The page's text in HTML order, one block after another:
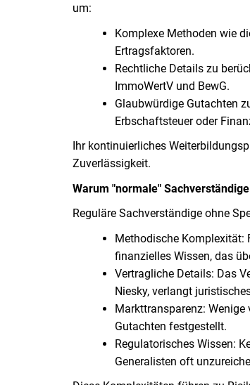
um:
Komplexe Methoden wie
Ertragsfaktoren.
Rechtliche Details zu
ImmoWertV und BewG.
Glaubwürdige Gutachten
Erbschaftsteuer oder
Ihr kontinuierliches
Zuverlässigkeit.
Warum "normale"
Reguläre Sachverständige ohne
Methodische Komplexität:
finanzielles Wissen, das
Vertragliche Details: Das
Niesky, verlangt
Markttransparenz:
Gutachten festgestellt.
Regulatorisches Wissen:
Generalisten oft